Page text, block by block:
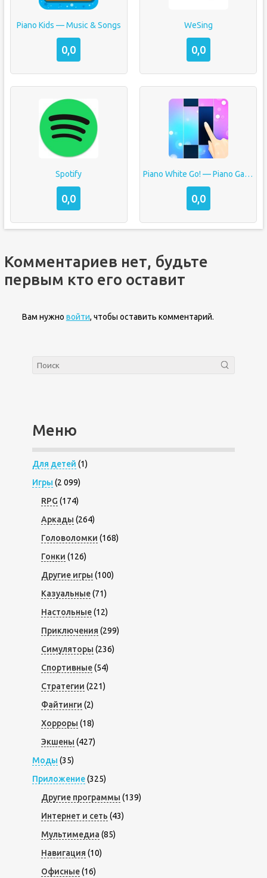
Piano Kids — Music & Songs
0,0
WeSing
0,0
Spotify
0,0
Piano White Go! — Piano Games Tiles
0,0
Комментариев нет, будьте
первым кто его оставит
Вам нужно войти, чтобы оставить комментарий.
Меню
Для детей (1)
Игры (2 099)
RPG (174)
Аркады (264)
Головоломки (168)
Гонки (126)
Другие игры (100)
Казуальные(71)
Настольные(12)
Приключения (299)
Симуляторы (236)
Спортивные(54)
Стратегии (221)
Файтинги (2)
Хорроры (18)
Экшены (427)
Моды (35)
Приложение(325)
Другие программы (139)
Интернет и сеть (43)
Мультимедиа (85)
Навигация (10)
Офисные(16)